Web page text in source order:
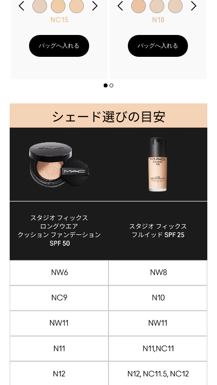
NC15
バッグへ入れる
N18
バッグへ入れる